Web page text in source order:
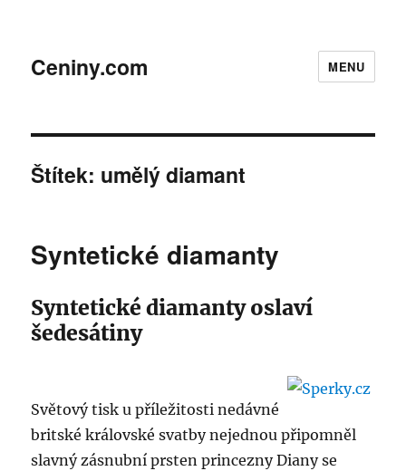
Ceniny.com MENU
Štítek: umělý diamant
Syntetické diamanty
Syntetické diamanty oslaví
šedesátiny
Světový tisk u příležitosti nedávné
britské královské svatby nejednou připomněl
slavný zásnubní prsten princezny Diany se